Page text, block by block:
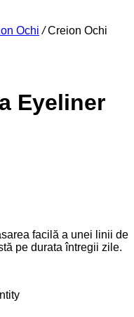
Ochi /Creion Ochi
Eyeliner
facilă a unei linii de
pe durata întregii zile.